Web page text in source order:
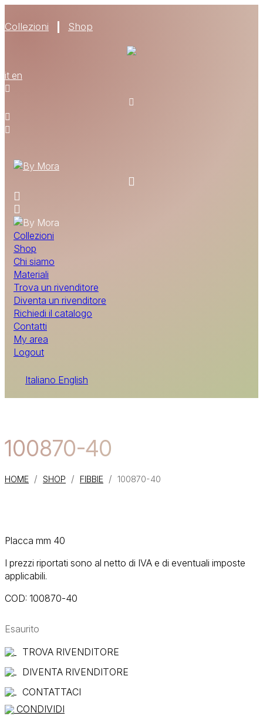
Collezioni Shop
it en
Collezioni
Shop
Chi siamo
Materiali
Trova un rivenditore
Diventa un rivenditore
Richiedi il catalogo
Contatti
My area
Logout
Italiano English
TROVA UN RIVENDITORE
CONTATTI
100870-40
HOME / SHOP / FIBBIE / 100870-40
Placca mm 40
I prezzi riportati sono al netto di IVA e di eventuali imposte
applicabili.
COD: 100870-40
Esaurito
TROVA RIVENDITORE
DIVENTA RIVENDITORE
CONTATTACI
CONDIVIDI